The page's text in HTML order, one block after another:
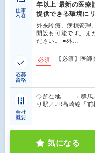
仕事
内容
年以上 最新の医療
提供できる環境に
外来診療、病棟管理
開設も可能です。ま
ださい。 ■外…
応募
資格
必須 【必須】医師
会社
概要
◇所在地 ：群馬県
り駅／JR高崎線「
気になる